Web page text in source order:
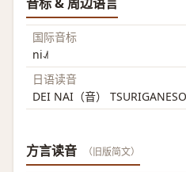
国际音标
ni˨˩˦
日语读音
DEI NAI（音）
方言读音 （旧版简文）